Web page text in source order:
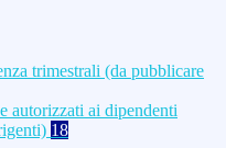
trimestrali (da pubblicare
autorizzati ai dipendenti
18